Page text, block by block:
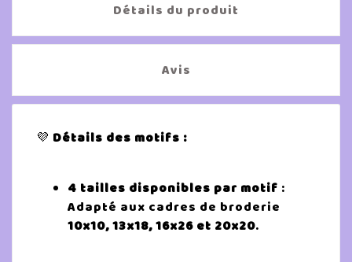
Détails du produit
Avis
💜 Détails des motifs :
4 tailles disponibles par motif :
Adapté aux cadres de broderie
10x10, 13x18, 16x26 et 20x20.